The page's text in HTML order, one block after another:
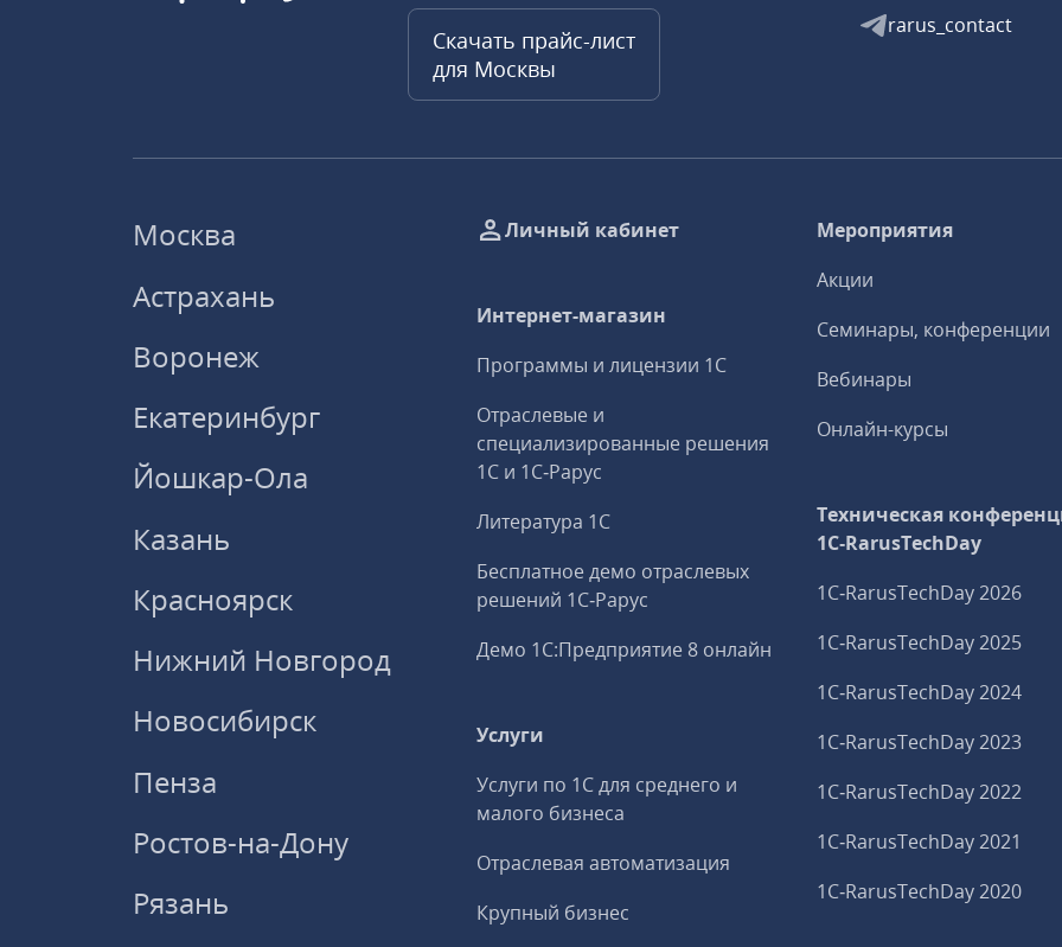
Скачать прайс-лист
для Москвы
rarus_contact
Москва
Астрахань
Воронеж
Екатеринбург
Йошкар-Ола
Казань
Красноярск
Нижний Новгород
Новосибирск
Пенза
Ростов-на-Дону
Рязань
Личный кабинет
Интернет-магазин
Программы и лицензии 1С
Отраслевые и
специализированные решения
1С и 1С‑Рарус
Литература 1С
Бесплатное демо отраслевых
решений 1С‑Рарус
Демо 1С:Предприятие 8 онлайн
Услуги
Услуги по 1С для среднего и
малого бизнеса
Отраслевая автоматизация
Крупный бизнес
Мероприятия
Акции
Семинары, конференции
Вебинары
Онлайн-курсы
Техническая
1C‑RarusTechDay
1C‑RarusTechDay 2026
1C‑RarusTechDay 2025
1C‑RarusTechDay 2024
1C‑RarusTechDay 2023
1C‑RarusTechDay 2022
1C‑RarusTechDay 2021
1C‑RarusTechDay 2020